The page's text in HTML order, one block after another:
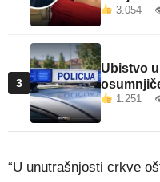
3.054
3
Ubistvo
1.251
“U unutrašnjosti crkve